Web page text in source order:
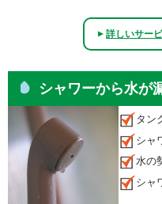
▲詳しいサー
シャワーから水が
タン
シャ
水の
シャ